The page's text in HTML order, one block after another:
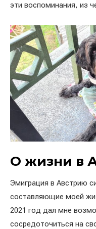
эти воспоминания, из
О жизни в
Эмиграция в Австрию
составляющие моей
2021 год дал мне
сосредоточиться на